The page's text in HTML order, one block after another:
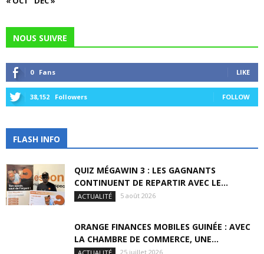
NOUS SUIVRE
0 Fans LIKE
38,152 Followers FOLLOW
FLASH INFO
QUIZ MÉGAWIN 3 : LES GAGNANTS
CONTINUENT DE REPARTIR AVEC LE...
ACTUALITÉ 5 août 2026
ORANGE FINANCES MOBILES GUINÉE : AVEC
LA CHAMBRE DE COMMERCE, UNE...
25 juillet 2026